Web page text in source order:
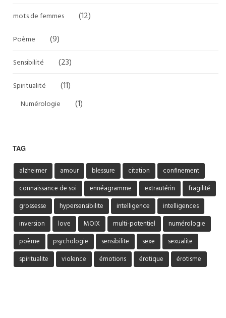
mots de femmes (12)
Poème (9)
Sensibilité (23)
Spiritualité (11)
Numérologie (1)
TAG
alzheimer amour blessure citation
confinement
connaissance de soi
ennéagramme extrautérin
fragilité
grossesse
hypersensibilite intelligence
intelligences
inversion
love MOIX multi-potentiel
numérologie
poème
psychologie sensibilite sexe
sexualite
spiritualite
violence émotions érotique érotisme